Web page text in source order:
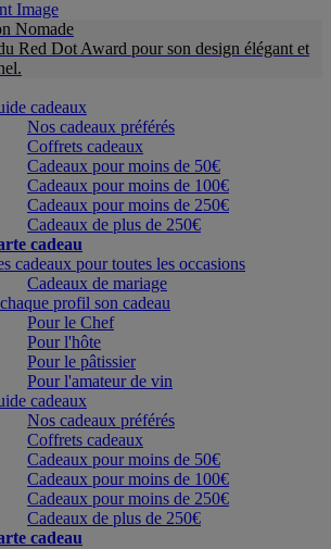
Nomade
Red Dot Award pour son design élégant et
cadeaux
Nos cadeaux préférés
Coffrets cadeaux
Cadeaux pour moins de 50€
Cadeaux pour moins de 100€
Cadeaux pour moins de 250€
Cadeaux de plus de 250€
cadeau
cadeaux pour toutes les occasions
Cadeaux de mariage
profil son cadeau
Pour le Chef
Pour l'hôte
Pour le pâtissier
Pour l'amateur de vin
cadeaux
Nos cadeaux préférés
Coffrets cadeaux
Cadeaux pour moins de 50€
Cadeaux pour moins de 100€
Cadeaux pour moins de 250€
Cadeaux de plus de 250€
cadeau